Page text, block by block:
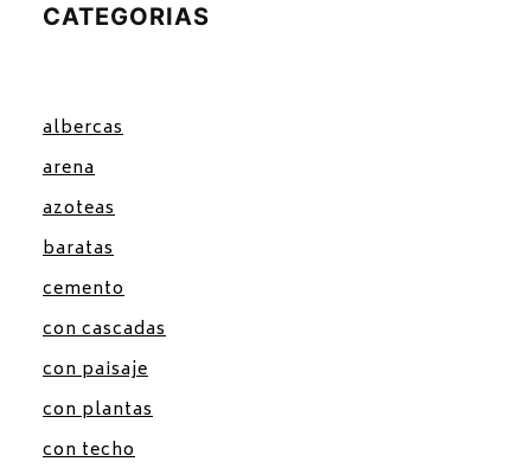
CATEGORIAS
albercas
arena
azoteas
baratas
cemento
con cascadas
con paisaje
con plantas
con techo